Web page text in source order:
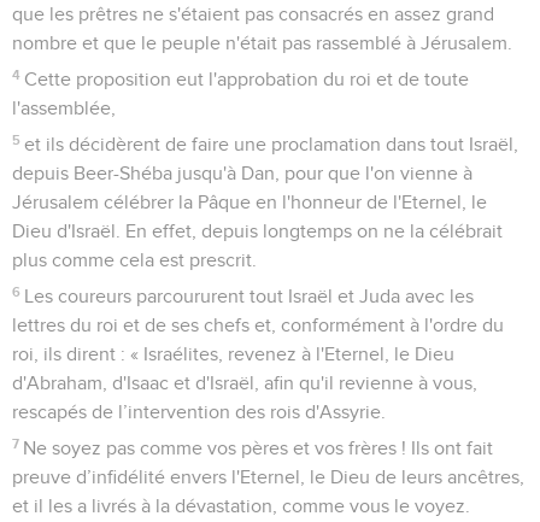
que les prêtres ne s'étaient pas consacrés en assez grand
nombre et que le peuple n'était pas rassemblé à Jérusalem.
4 Cette proposition eut l'approbation du roi et de toute
l'assemblée,
5 et ils décidèrent de faire une proclamation dans tout Israël,
depuis Beer-Shéba jusqu'à Dan, pour que l'on vienne à
Jérusalem célébrer la Pâque en l'honneur de l'Eternel, le
Dieu d'Israël. En effet, depuis longtemps on ne la célébrait
plus comme cela est prescrit.
6 Les coureurs parcoururent tout Israël et Juda avec les
lettres du roi et de ses chefs et, conformément à l'ordre du
roi, ils dirent : « Israélites, revenez à l'Eternel, le Dieu
d'Abraham, d'Isaac et d'Israël, afin qu'il revienne à vous,
rescapés de l’intervention des rois d'Assyrie.
7 Ne soyez pas comme vos pères et vos frères ! Ils ont fait
preuve d’infidélité envers l'Eternel, le Dieu de leurs ancêtres,
et il les a livrés à la dévastation, comme vous le voyez.